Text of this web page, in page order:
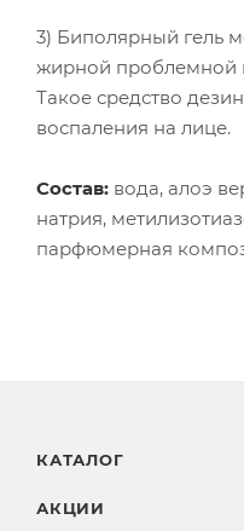
3) Биполярный гель
жирной проблемной
Такое средство
воспаления на лице.
Состав: вода, алоэ
натрия,
парфюмерная
КАТАЛОГ
АКЦИИ